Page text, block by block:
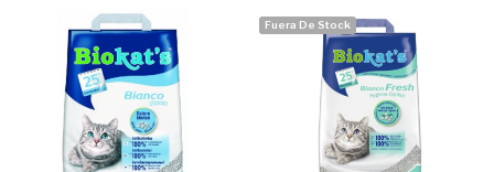
Fuera De Stock